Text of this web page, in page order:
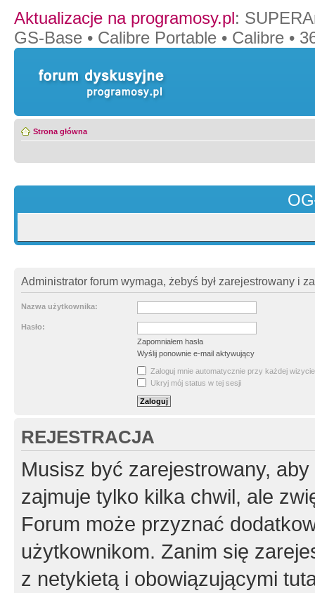
Aktualizacje na programosy.pl:
GS-Base • Calibre Portable • Calibre •
Strona główna
Administrator forum wymaga, żebyś był zarejestrowany i
Nazwa użytkownika:
Hasło:
Zapomniałem hasła
Wyślij ponownie e-mail aktywujący
Zaloguj mnie automatycznie przy każdej wizycie
Ukryj mój status w tej sesji
REJESTRACJA
Musisz być zarejestrowany,
zajmuje tylko kilka chwil, ale
Forum może przyznać
użytkownikom. Zanim się
z netykietą i obowiązującymi